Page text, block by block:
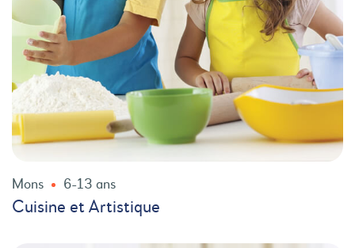
Mons 6-13 ans
Cuisine et Artistique